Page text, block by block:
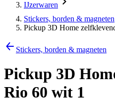
IJzerwaren
Stickers, borden & magneten
Pickup 3D Home
Stickers, borden & magneten
Pickup 3D
Rio 60 wit 1